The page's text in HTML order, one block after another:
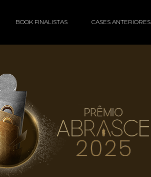
BOOK FINALISTAS CASES ANTERIORES